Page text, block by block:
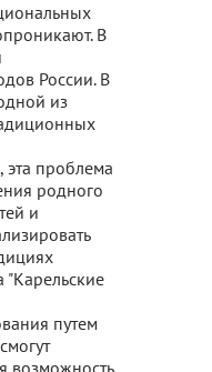
В
России. В
из
проблема
родного
и
"Карельские
путем
возможность